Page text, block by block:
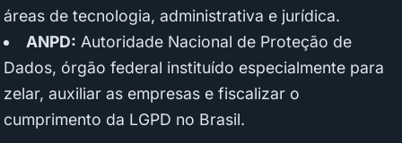
áreas de tecnologia, administrativa e jurídica.
ANPD: Autoridade Nacional de Proteção de
Dados, órgão federal instituído especialmente para
zelar, auxiliar as empresas e fiscalizar o
cumprimento da LGPD no Brasil.